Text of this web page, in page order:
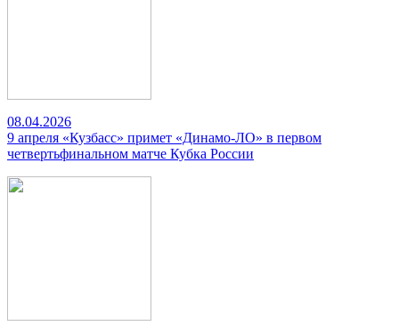
08.04.2026
9 апреля «Кузбасс» примет «Динамо-ЛО» в первом
четвертьфинальном матче Кубка России